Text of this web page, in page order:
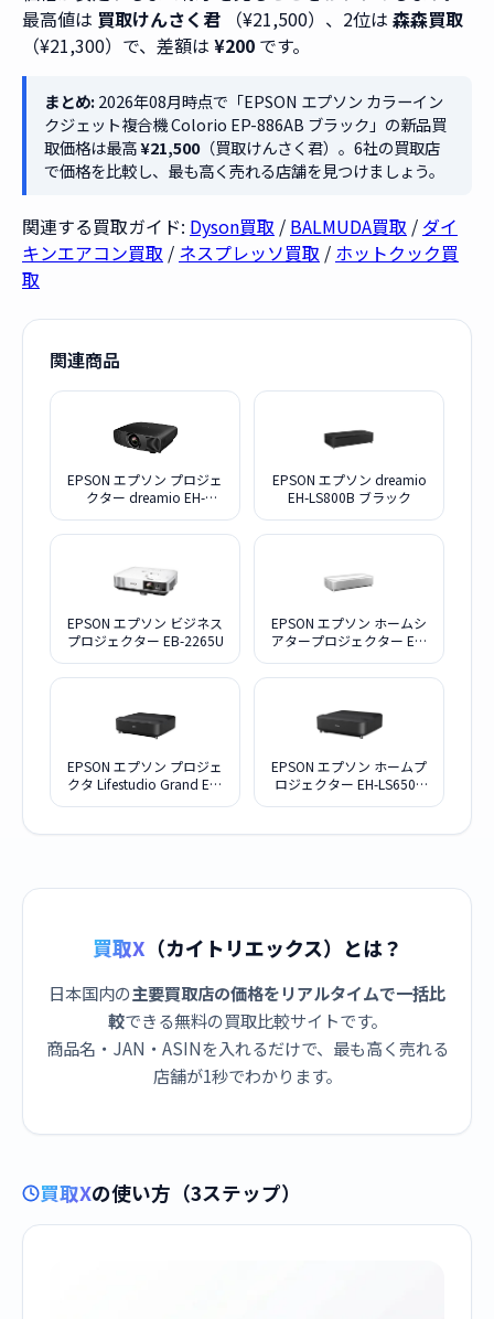
最高値は 買取けんさく君 （¥21,500）、2位は 森森買取
（¥21,300）で、差額は ¥200 です。
まとめ:2026年08月時点で「EPSON エプソン カラーイン
クジェット複合機 Colorio EP-886AB ブラック」の新品買
取価格は最高¥21,500（買取けんさく君）。6社の買取店
で価格を比較し、最も高く売れる店舗を見つけましょう。
関連する買取ガイド: Dyson買取 / BALMUDA買取 / ダイ
キンエアコン買取 / ネスプレッソ買取 / ホットクック買
取
関連商品
EPSON エプソン プロジェ
クター dreamio EH-
EPSON エプソン dreamio
EH-LS800B ブラック
EPSON エプソン ビジネス
プロジェクター EB-2265U
EPSON エプソン ホームシ
アタープロジェクター EH-
EPSON エプソン プロジェ
クタ Lifestudio Grand EH-
EPSON エプソン ホームプ
ロジェクター EH-LS650B
買取X （カイトリエックス）とは？
日本国内の主要買取店の価格をリアルタイムで一括比
較できる無料の買取比較サイトです。
商品名・JAN・ASINを入れるだけで、最も高く売れる
店舗が1秒でわかります。
買取Xの使い方（3ステップ）